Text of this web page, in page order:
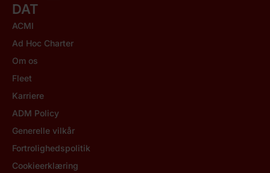
DAT
ACMI
Ad Hoc Charter
Om os
Fleet
Karriere
ADM Policy
Generelle vilkår
Fortrolighedspolitik
Cookieerklæring